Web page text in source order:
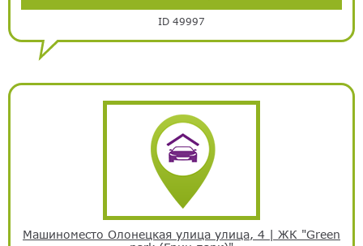
ID 49997
Машиноместо Олонецкая улица улица, 4 | ЖК "Green